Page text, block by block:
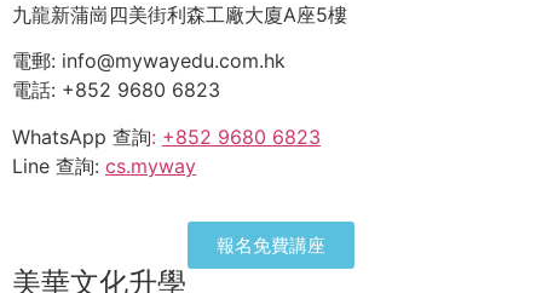
九龍新蒲崗四美街利森工廠大廈A座5樓
電郵: info@mywayedu.com.hk
電話: +852 9680 6823
WhatsApp 查詢: +852 9680 6823
Line 查詢: cs.myway
報名免費講座
美華文化升學